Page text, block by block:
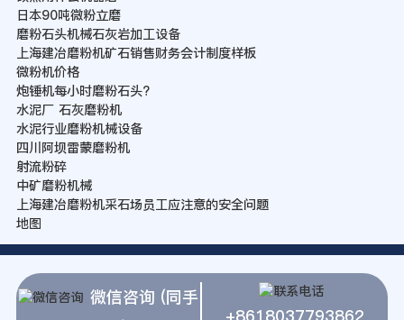
日本90吨微粉立磨
磨粉石头机械石灰岩加工设备
上海建冶磨粉机矿石销售财务会计制度样板
微粉机价格
炮锤机每小时磨粉石头?
水泥厂 石灰磨粉机
水泥行业磨粉机械设备
四川阿坝雷蒙磨粉机
射流粉碎
中矿磨粉机械
上海建冶磨粉机采石场员工应注意的安全问题
地图
微信咨询 (同手